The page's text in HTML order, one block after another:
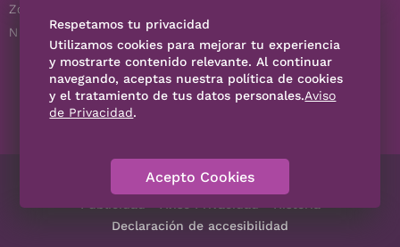
Zoociales
Nuevos Queretanos
Consultas
SÍGUENOS
Contáctanos Código de Ética
Declaración de accesibilidad
Respetamos tu privacidad
Utilizamos cookies para mejorar tu experiencia
y mostrarte contenido relevante. Al continuar
navegando, aceptas nuestra política de cookies
y el tratamiento de tus datos personales.Aviso
de Privacidad.
Acepto Cookies